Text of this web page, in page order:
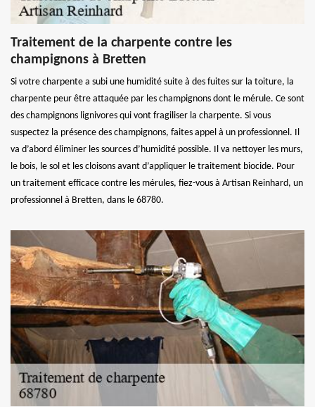
Traitement de la charpente contre les
champignons à Bretten
Si votre charpente a subi une humidité suite à des fuites sur la toiture, la
charpente peur être attaquée par les champignons dont le mérule. Ce sont
des champignons lignivores qui vont fragiliser la charpente. Si vous
suspectez la présence des champignons, faites appel à un professionnel. Il
va d’abord éliminer les sources d’humidité possible. Il va nettoyer les murs,
le bois, le sol et les cloisons avant d’appliquer le traitement biocide. Pour
un traitement efficace contre les mérules, fiez-vous à Artisan Reinhard, un
professionnel à Bretten, dans le 68780.